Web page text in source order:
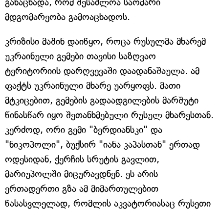
მდგომარეობა გამოაცხადოს.
კრიზისი მაშინ დაიწყო, როცა რუსულმა მხარემ
უკრაინული გემები თავისი საზღვაო
ტერიტორიის დარღვევაში დაადანაშაულა. ამ
ფაქტს უკრაინული მხარე უარყოფს. მათი
მტკიცებით, გემების გადაადგილების მარშუტი
წინასწარ იყო შეთანხმებული რუსულ მხარესთან.
კერძოდ, ორი გემი "ბერდიანსკი" და
"ნიკოპოლი", ბუქსირ "იანა კაპასთან" ერთად
ოდესიდან, ქერჩის სრუტის გავლით,
მარიუპოლში მიცურავდნენ. ეს არის
ერთადერთი გზა ამ მიმართულებით
წასასვლელად, რომლის აკვატორიასაც რუსეთი